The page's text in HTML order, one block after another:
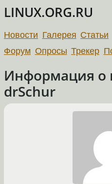
LINUX.ORG.RU
Новости Галерея Статьи
Форум Опросы Трекер
Информация о
drSchur